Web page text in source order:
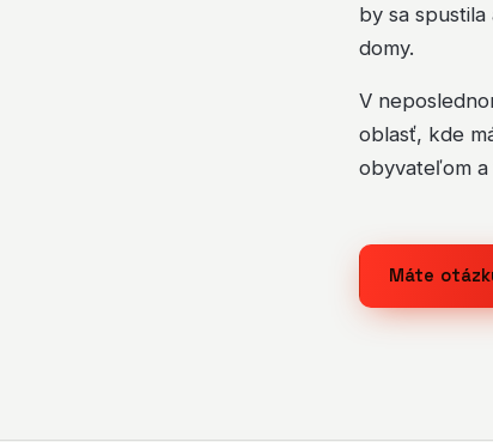
by sa
domy.
V
oblasť, kde
obyvateľom a
Máte